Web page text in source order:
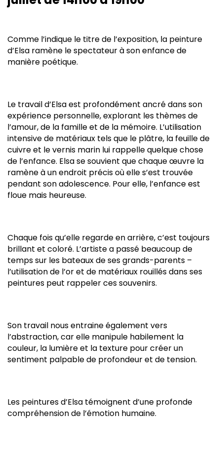
Comme l’indique le titre de l’exposition, la peinture
d’Elsa ramène le spectateur à son enfance de
manière poétique.
Le travail d’Elsa est profondément ancré dans son
expérience personnelle, explorant les thèmes de
l’amour, de la famille et de la mémoire. L’utilisation
intensive de matériaux tels que le plâtre, la feuille de
cuivre et le vernis marin lui rappelle quelque chose
de l’enfance. Elsa se souvient que chaque œuvre la
ramène à un endroit précis où elle s’est trouvée
pendant son adolescence. Pour elle, l’enfance est
floue mais heureuse.
Chaque fois qu’elle regarde en arrière, c’est toujours
brillant et coloré. L’artiste a passé beaucoup de
temps sur les bateaux de ses grands-parents –
l’utilisation de l’or et de matériaux rouillés dans ses
peintures peut rappeler ces souvenirs.
Son travail nous entraine également vers
l’abstraction, car elle manipule habilement la
couleur, la lumière et la texture pour créer un
sentiment palpable de profondeur et de tension.
Les peintures d’Elsa témoignent d’une profonde
compréhension de l’émotion humaine.